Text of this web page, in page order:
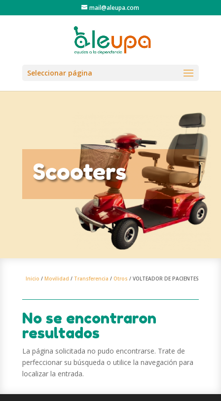
mail@aleupa.com
Seleccionar página
Scooters
Inicio /Movilidad / Transferencia /Otros / VOLTEADOR DE PACIENTES
No se encontraron
resultados
La página solicitada no pudo encontrarse. Trate de
perfeccionar su búsqueda o utilice la navegación para
localizar la entrada.